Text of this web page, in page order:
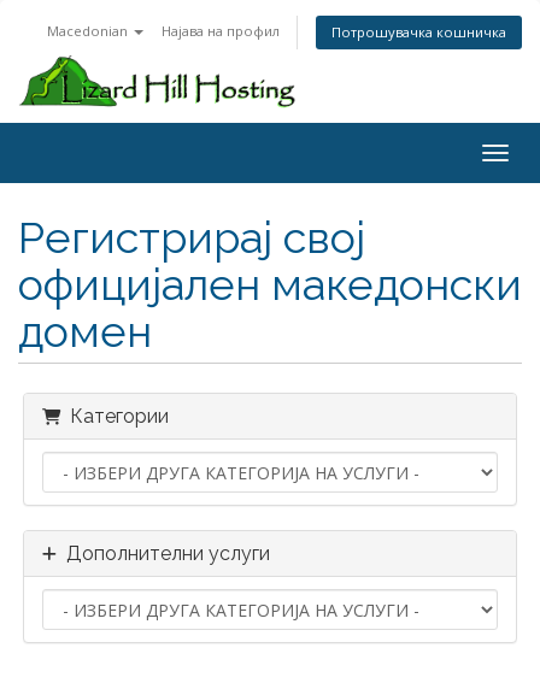
Macedonian Најава на профил Потрошувачка кошничка
Регистрирај свој
официјален македонски
домен
Категории
Дополнителни услуги